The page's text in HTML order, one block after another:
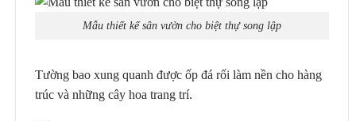
Mẫu thiết kế sân vườn cho biệt thự song lập
Tường bao xung quanh được ốp đá rối làm nền cho hàng
trúc và những cây hoa trang trí.